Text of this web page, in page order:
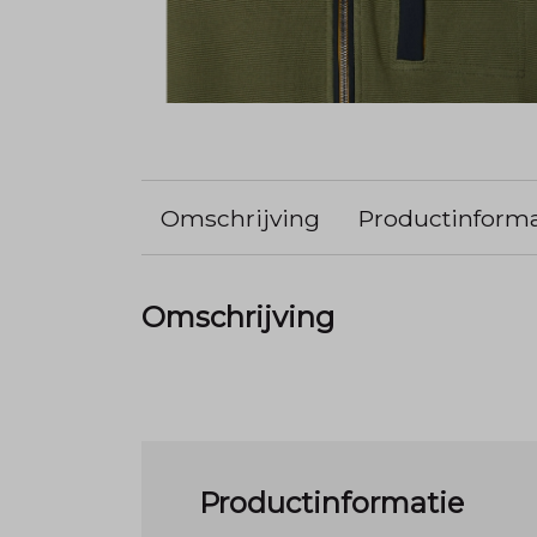
Omschrijving
Omschrijving
Productinformatie